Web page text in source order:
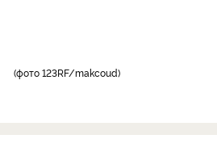
фото 123RF/makcoud